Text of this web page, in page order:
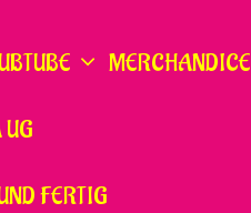
MERCHANDICE
FERTIG